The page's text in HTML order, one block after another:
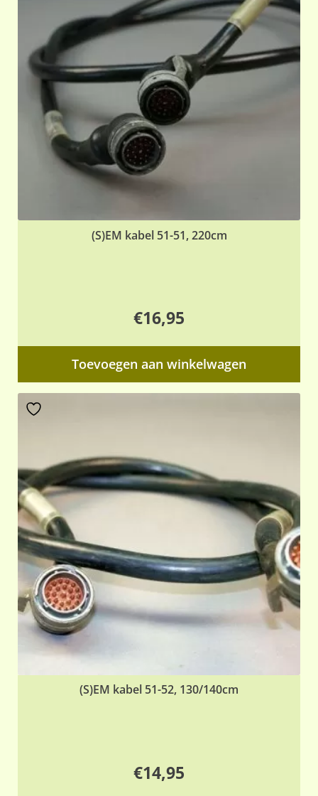
(S)EM kabel 51-51, 220cm
€16,95
Toevoegen aan winkelwagen
(S)EM kabel 51-52, 130/140cm
€14,95